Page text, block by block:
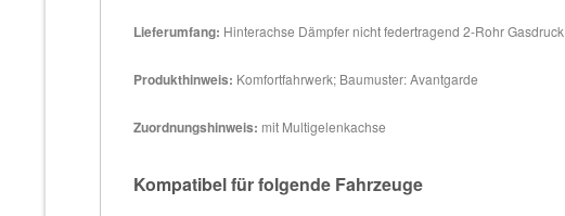
Lieferumfang: Hinterachse Dämpfer nicht federtragend 2-Rohr Gasdruck
Produkthinweis: Komfortfahrwerk; Baumuster: Avantgarde
Zuordnungshinweis: mit Multigelenkachse
Kompatibel für folgende Fahrzeuge